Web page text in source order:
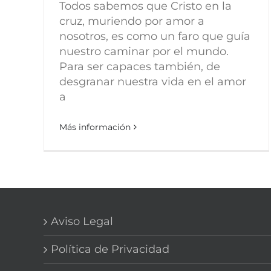
Todos sabemos que Cristo en la
cruz, muriendo por amor a
nosotros, es como un faro que guía
nuestro caminar por el mundo.
Para ser capaces también, de
desgranar nuestra vida en el amor
a
Más información
Aviso Legal
Política de Privacidad